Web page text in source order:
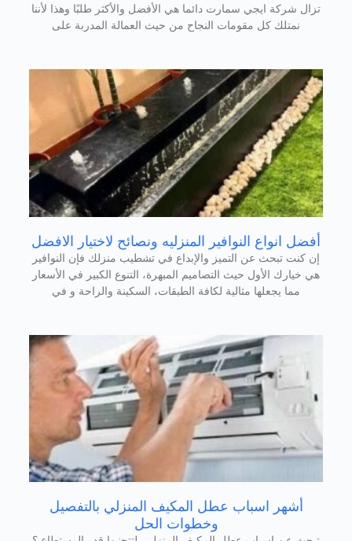
تزال شركة ايجي سمارت دائما هي الأفضل والأكثر طلبًا وهذا لأننا
نمتلك كل مقومات النجاح من حيث العمالة المدربة على
أفضل انواع النوافير المنزليه ونصائح لاختيار الافضل
إن كنت تبحث عن التميز والإبداع في تشطيب منزلك فإن النوافير
هي خيارك الأول حيث التصاميم المبهرة، التنوع الكبير في الأسعار
مما يجعلها مثالية لكافة الطبقات، السكينة والراحة و في
أشهر اسباب عطل المكيف المنزلي بالتفصيل
وخطوات الحل